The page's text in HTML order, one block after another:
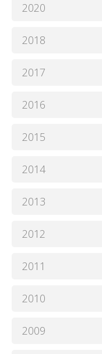
2020
2018
2017
2016
2015
2014
2013
2012
2011
2010
2009